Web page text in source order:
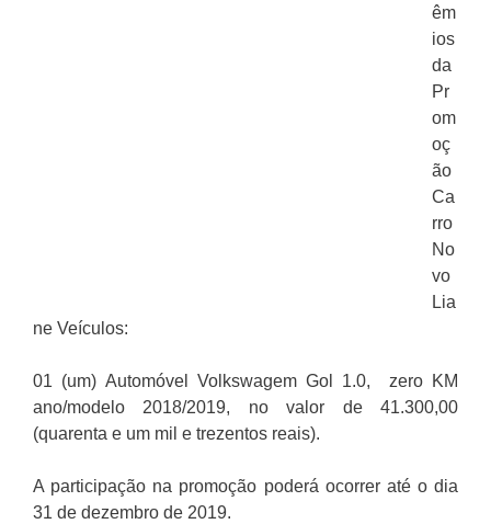
êm
ios
da
Pr
om
oç
ão
Ca
rro
No
vo
Lia
ne Veículos:
01 (um) Automóvel Volkswagem Gol 1.0, zero KM
ano/modelo 2018/2019, no valor de 41.300,00
(quarenta e um mil e trezentos reais).
A participação na promoção poderá ocorrer até o dia
31 de dezembro de 2019.